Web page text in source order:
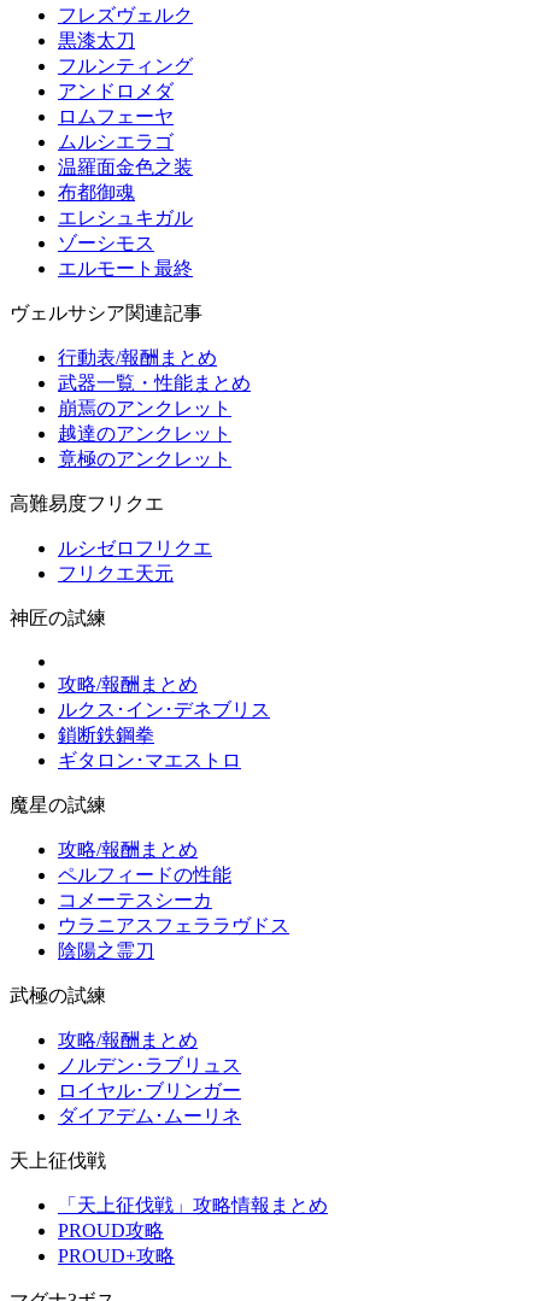
フレズヴェルク
黒漆太刀
フルンティング
アンドロメダ
ロムフェーヤ
ムルシエラゴ
温羅面金色之装
布都御魂
エレシュキガル
ゾーシモス
エルモート最終
ヴェルサシア関連記事
行動表/報酬まとめ
武器一覧・性能まとめ
崩焉のアンクレット
越達のアンクレット
竟極のアンクレット
高難易度フリクエ
ルシゼロフリクエ
フリクエ天元
神匠の試練
攻略/報酬まとめ
ルクス･イン･デネブリス
鎖断鉄鋼拳
ギタロン･マエストロ
魔星の試練
攻略/報酬まとめ
ペルフィードの性能
コメーテスシーカ
ウラニアスフェララヴドス
陰陽之霊刀
武極の試練
攻略/報酬まとめ
ノルデン･ラブリュス
ロイヤル･ブリンガー
ダイアデム･ムーリネ
天上征伐戦
「天上征伐戦」攻略情報まとめ
PROUD攻略
PROUD+攻略